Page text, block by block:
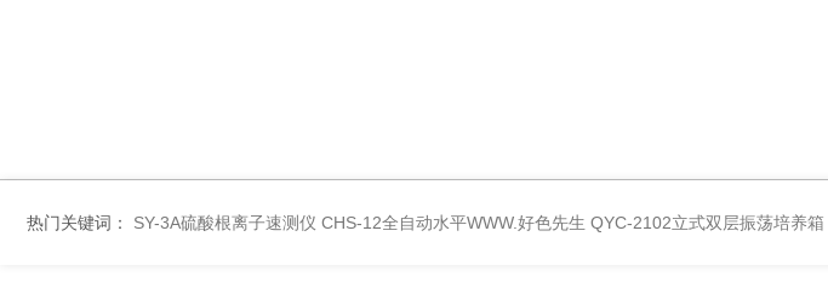
热门关键词： SY-3A硫酸根离子速测仪 CHS-12全自动水平WWW.好色先生 QYC-2102立式双层振荡培养箱